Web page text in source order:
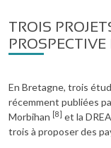
TROIS
PROSPECTIVE
En Bretagne, trois
récemment publiées
Morbihan [8] et la
trois à proposer des